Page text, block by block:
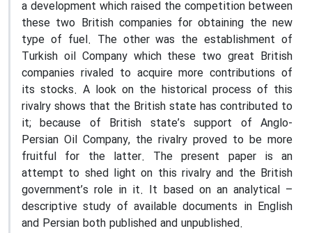
a development which raised the competition between
these two British companies for obtaining the new
type of fuel. The other was the establishment of
Turkish oil Company which these two great British
companies rivaled to acquire more contributions of
its stocks. A look on the historical process of this
rivalry shows that the British state has contributed to
it; because of British state’s support of Anglo-
Persian Oil Company, the rivalry proved to be more
fruitful for the latter. The present paper is an
attempt to shed light on this rivalry and the British
government’s role in it. It based on an analytical –
descriptive study of available documents in English
and Persian both published and unpublished.